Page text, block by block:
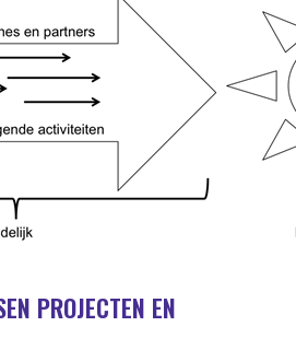
PROJECTEN EN